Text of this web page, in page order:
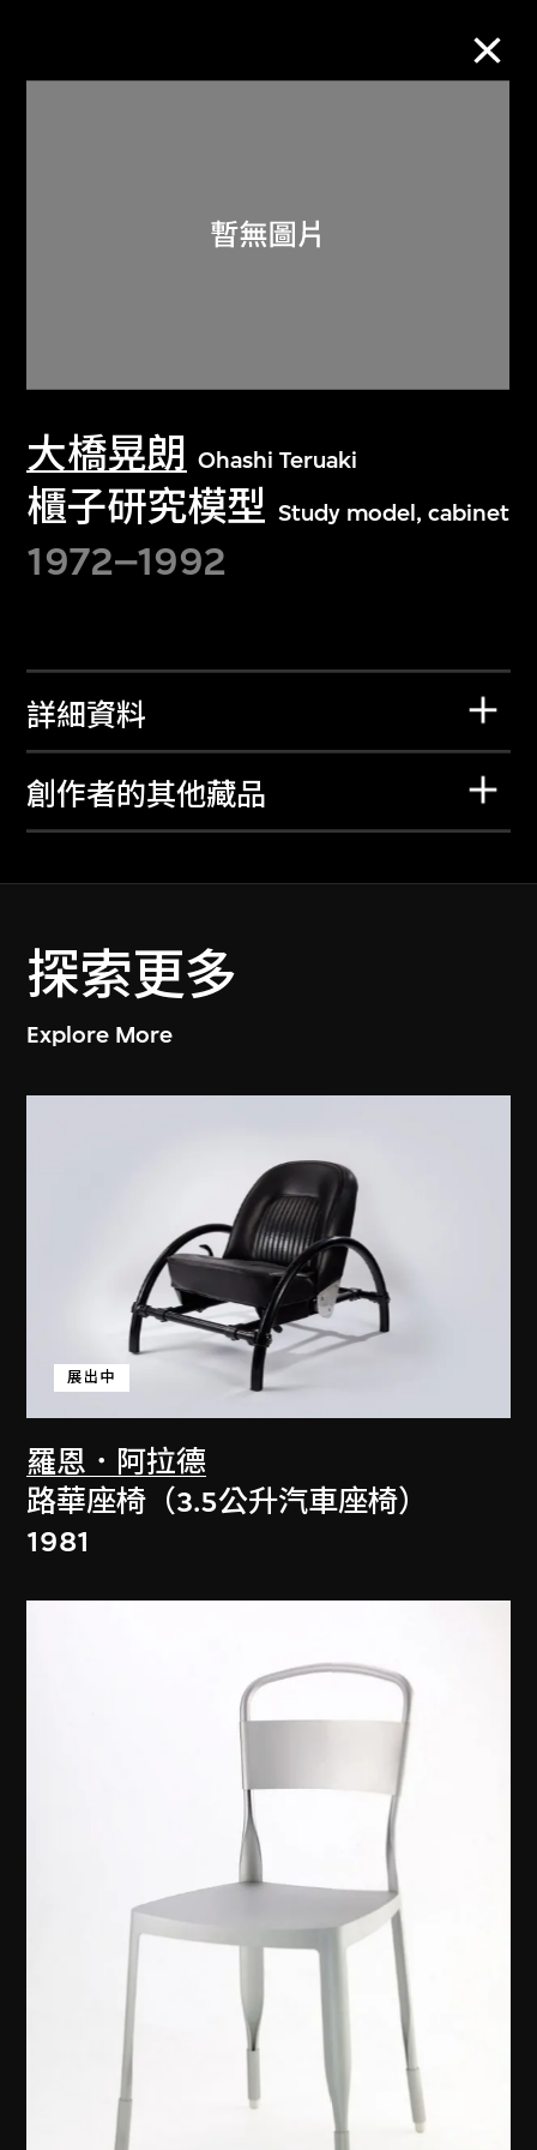
大橋晃朗 Ohashi Teruaki
櫃子研究模型 Study model, cabinet
1972–1992
詳細資料
創作者的其他藏品
探索更多
Explore More
羅恩．阿拉德
展出中
路華座椅（3.5公升汽車座椅）
1981
關於M+藏品
探索世界頂級的二十及二十一世紀視覺
文化藏品。